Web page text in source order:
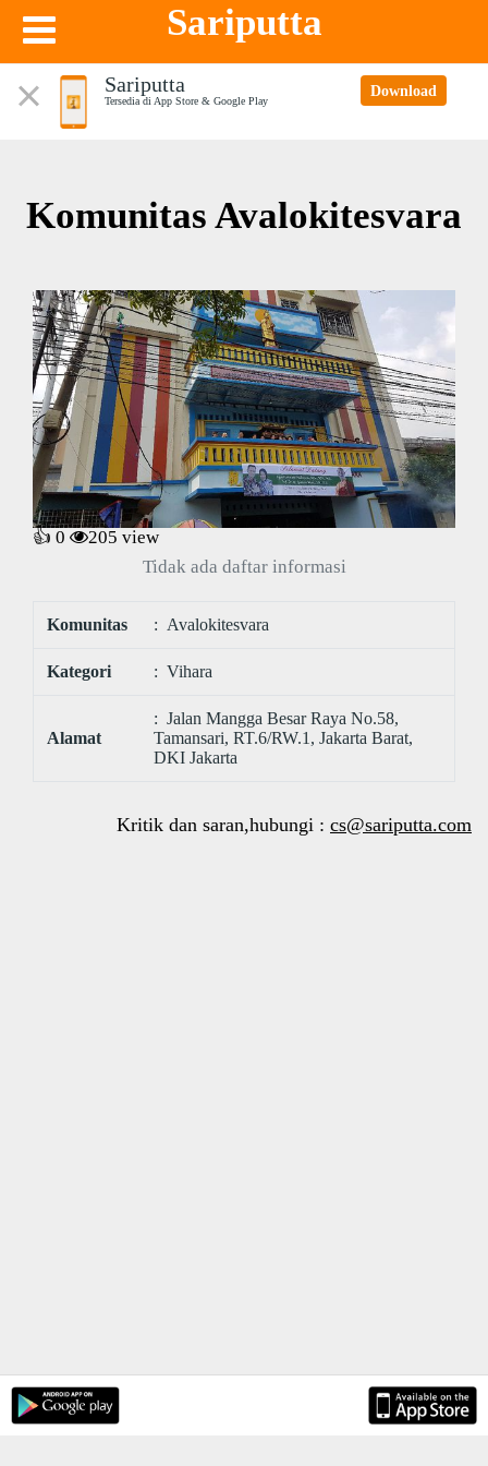
Sariputta
Sariputta
Tersedia di App Store & Google Play
Download
Komunitas Avalokitesvara
👍 0 205 view
Tidak ada daftar informasi
Komunitas : Avalokitesvara
Kategori : Vihara
Alamat
: Jalan Mangga Besar Raya No.58,
Tamansari, RT.6/RW.1, Jakarta Barat,
DKI Jakarta
Kritik dan saran,hubungi : cs@sariputta.com